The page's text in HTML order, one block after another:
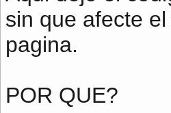
sin que afecte
pagina.
POR QUE?